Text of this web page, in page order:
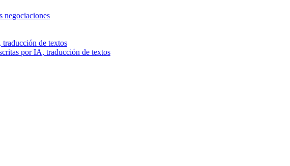
negociaciones
traducción de textos
por IA, traducción de textos